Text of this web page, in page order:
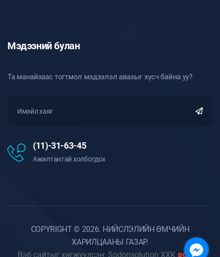
Мэдээний булан
Та манайхаас тогтмол мэдээлэл авахыг хүсч байна уу?
(11)-31-63-45
Ажилтантай холбогдох
COPYRIGHT © 2026. НИЙСЛЭЛИЙН ӨМЧИЙН
ХАРИЛЦААНЫ ГАЗАР.
Вэб сайтыг хөгжүүлсэн: Sodonsolution ХХК